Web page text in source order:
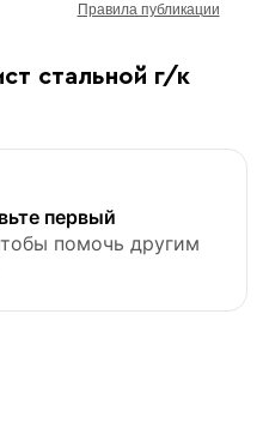
стальной г/к
первый
помочь другим
Правила публикации